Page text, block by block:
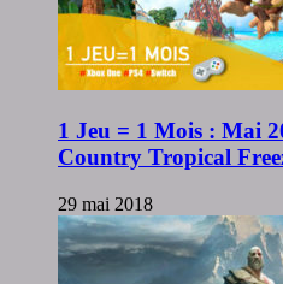
1 Jeu = 1 Mois : Mai
Country Tropical
29 mai 2018